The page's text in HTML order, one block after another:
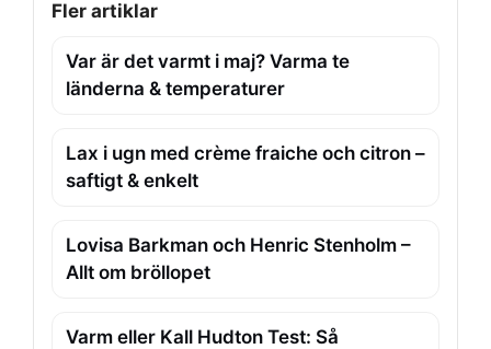
Fler artiklar
Var är det varmt i maj? Varma te
länderna & temperaturer
Lax i ugn med crème fraiche och citron –
saftigt & enkelt
Lovisa Barkman och Henric Stenholm –
Allt om bröllopet
Varm eller Kall Hudton Test: Så